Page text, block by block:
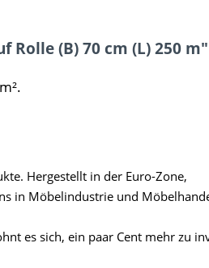
(B) 70 cm (L) 250 m"
Hergestellt in der Euro-Zone,
in Möbelindustrie und
es sich, ein paar Cent mehr zu